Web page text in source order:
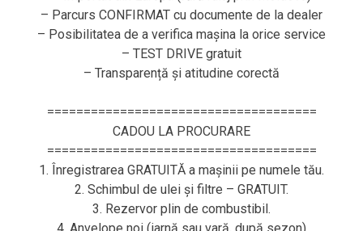
– Parcurs CONFIRMAT cu documente de la dealer
– Posibilitatea de a verifica mașina la orice service
– TEST DRIVE gratuit
– Transparență și atitudine corectă
=====================================
CADOU LA PROCURARE
=====================================
1. Înregistrarea GRATUITĂ a mașinii pe numele tău.
2. Schimbul de ulei și filtre – GRATUIT.
3. Rezervor plin de combustibil.